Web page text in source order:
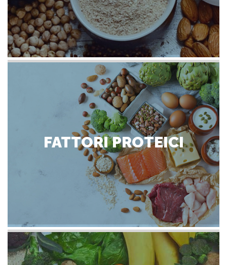
FATTORI PROTEICI